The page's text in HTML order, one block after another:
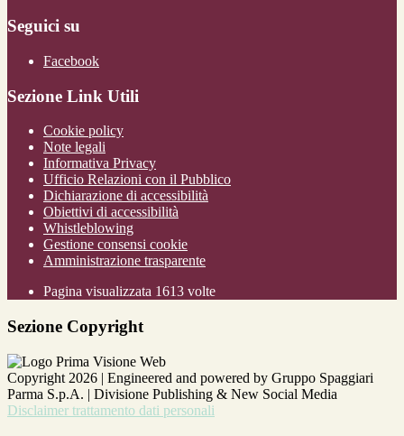
Seguici su
Facebook
Sezione Link Utili
Cookie policy
Note legali
Informativa Privacy
Ufficio Relazioni con il Pubblico
Dichiarazione di accessibilità
Obiettivi di accessibilità
Whistleblowing
Gestione consensi cookie
Amministrazione trasparente
Pagina visualizzata 1613 volte
Sezione Copyright
Copyright 2026 | Engineered and powered by Gruppo Spaggiari
Parma S.p.A. | Divisione Publishing & New Social Media
Disclaimer trattamento dati personali